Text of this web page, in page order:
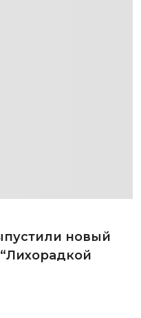
новый